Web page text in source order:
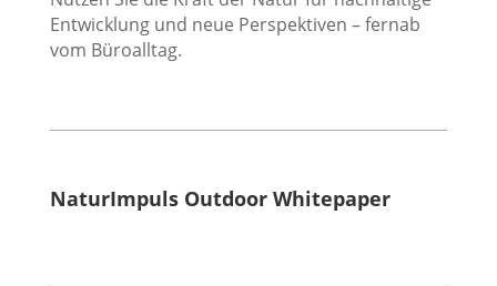
Entwicklung und neue Perspektiven – fernab
vom Büroalltag.
NaturImpuls Outdoor Whitepaper